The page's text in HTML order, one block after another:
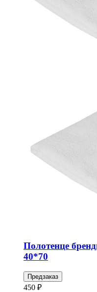
Полотенце
40*70
Предзаказ
450 ₽